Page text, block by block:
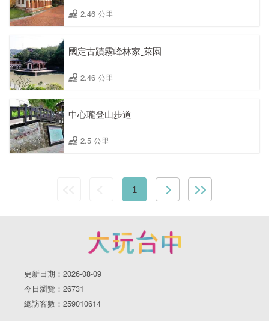
2.46 公里
國定古蹟霧峰林家ˍ萊園
2.46 公里
中心瓏登山步道
2.5 公里
1
更新日期：2026-08-09
今日瀏覽：26731
總訪客數：259010614